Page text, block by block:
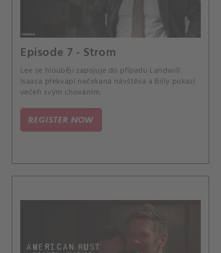
Episode 7 - Strom
Lee se hlouběji zapojuje do případu Landwill.
Isaaca překvapí nečekaná návštěva a Billy pokazí
večeři svým chováním.
REGISTER NOW